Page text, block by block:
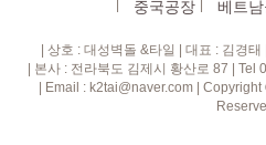
중국공장 베트
| 상호 : 대성벽돌 &타일 | 대표 : 김경
| 본사 : 전라북도 김제시 황산로 87 |
| Email : k2tai@naver.com |